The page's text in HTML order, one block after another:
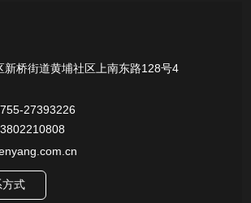
系列
器系列
液（通用运输传媒介质）系列
）样本采集与保存套装系列
置系列
新桥街道黄埔社区上南东路128号4
27393226
方式